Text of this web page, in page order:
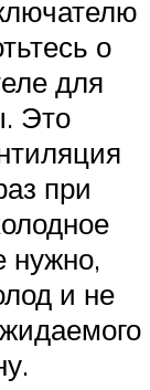
о
для
Это
при
нужно,
и не